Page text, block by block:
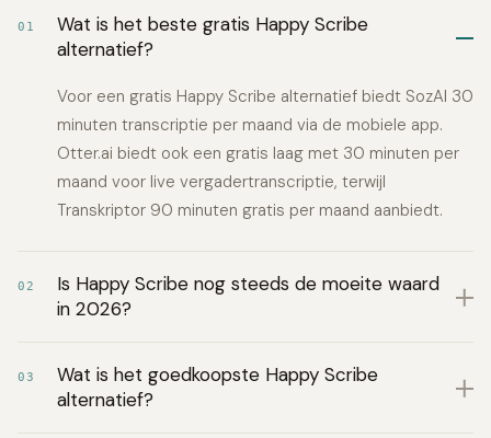
01
Wat is het beste gratis Happy Scribe
alternatief?
Voor een gratis Happy Scribe alternatief biedt SozAI 30
minuten transcriptie per maand via de mobiele app.
Otter.ai biedt ook een gratis laag met 30 minuten per
maand voor live vergadertranscriptie, terwijl
Transkriptor 90 minuten gratis per maand aanbiedt.
02
Is Happy Scribe nog steeds de moeite waard
in 2026?
03
Wat is het goedkoopste Happy Scribe
alternatief?